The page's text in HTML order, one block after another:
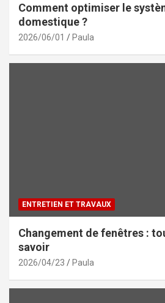
Comment optimiser le
domestique ?
2026/06/01 Paula
ENTRETIEN ET TRAVAUX
Changement de fenêtres :
savoir
2026/04/23 Paula